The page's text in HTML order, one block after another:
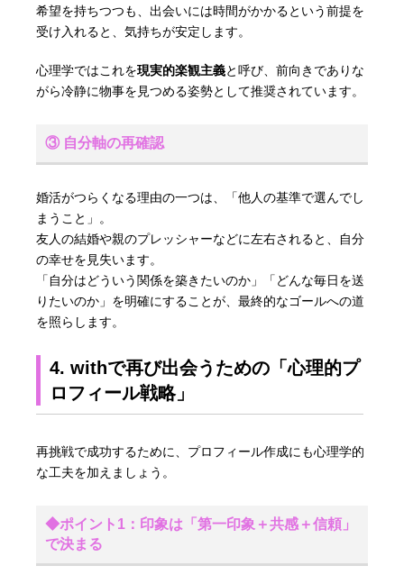
希望を持ちつつも、出会いには時間がかかるという前提を
受け入れると、気持ちが安定します。
心理学ではこれを現実的楽観主義と呼び、前向きでありな
がら冷静に物事を見つめる姿勢として推奨されています。
③ 自分軸の再確認
婚活がつらくなる理由の一つは、「他人の基準で選んでし
まうこと」。
友人の結婚や親のプレッシャーなどに左右されると、自分
の幸せを見失います。
「自分はどういう関係を築きたいのか」「どんな毎日を送
りたいのか」を明確にすることが、最終的なゴールへの道
を照らします。
4. withで再び出会うための「心理的プ
ロフィール戦略」
再挑戦で成功するために、プロフィール作成にも心理学的
な工夫を加えましょう。
◆ポイント1：印象は「第一印象＋共感＋信頼」
で決まる